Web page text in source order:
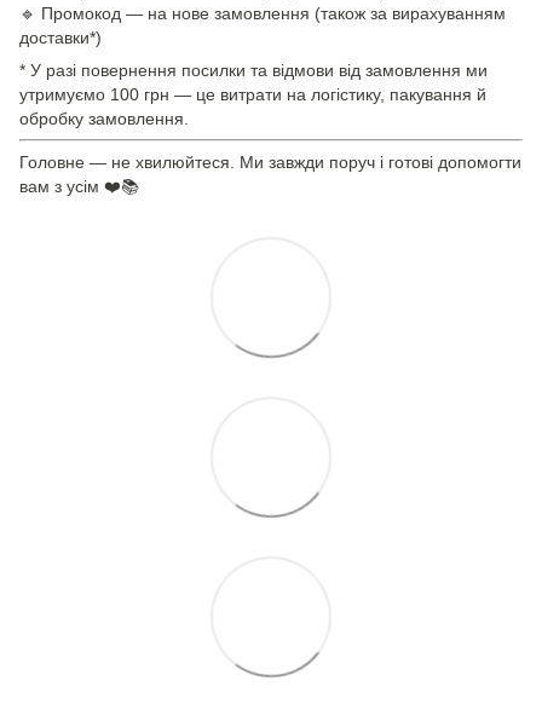
🔹 Промокод — на нове замовлення (також за вирахуванням
доставки*)
* У разі повернення посилки та відмови від замовлення ми
утримуємо 100 грн — це витрати на логістику, пакування й
обробку замовлення.
Головне — не хвилюйтеся. Ми завжди поруч і готові допомогти
вам з усім ❤️📚